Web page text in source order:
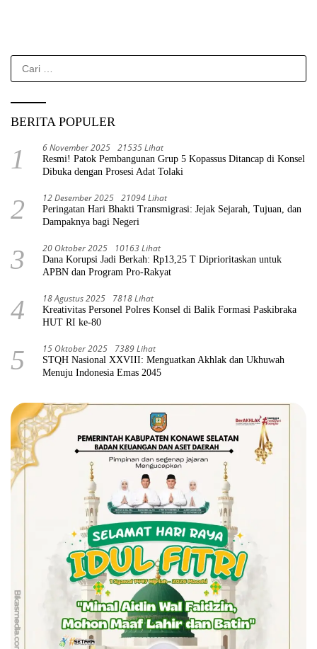
Cari
untuk:
BERITA POPULER
1 6 November 2025 21535 Lihat
Resmi! Patok Pembangunan Grup 5 Kopassus Ditancap di Konsel
Dibuka dengan Prosesi Adat Tolaki
2 12 Desember 2025 21094 Lihat
Peringatan Hari Bhakti Transmigrasi: Jejak Sejarah, Tujuan, dan
Dampaknya bagi Negeri
3 20 Oktober 2025 10163 Lihat
Dana Korupsi Jadi Berkah: Rp13,25 T Diprioritaskan untuk
APBN dan Program Pro-Rakyat
4 18 Agustus 2025 7818 Lihat
Kreativitas Personel Polres Konsel di Balik Formasi Paskibraka
HUT RI ke-80
5 15 Oktober 2025 7389 Lihat
STQH Nasional XXVIII: Menguatkan Akhlak dan Ukhuwah
Menuju Indonesia Emas 2045